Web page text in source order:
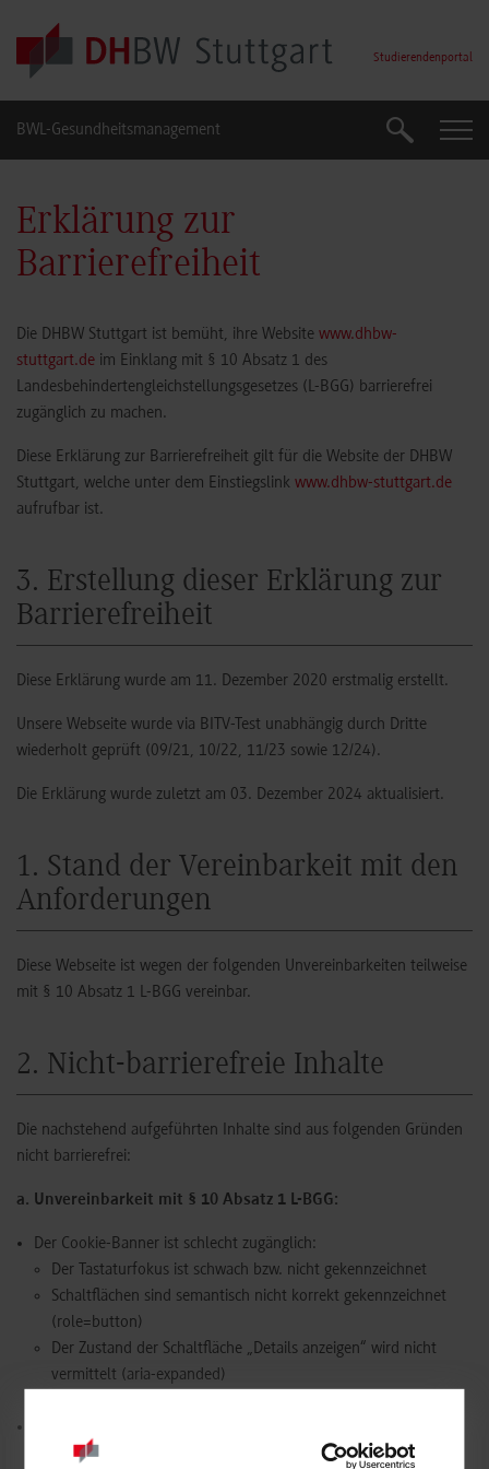
Skip to main content
Studierendenportal
BWL-Gesundheitsmanagement Suche
Erklärung zur
Barrierefreiheit
Die DHBW Stuttgart ist bemüht, ihre Website www.dhbw-
stuttgart.de im Einklang mit § 10 Absatz 1 des
Landesbehindertengleichstellungsgesetzes (L-BGG) barrierefrei
zugänglich zu machen.
Diese Erklärung zur Barrierefreiheit gilt für die Website der DHBW
Stuttgart, welche unter dem Einstiegslink www.dhbw-stuttgart.de
aufrufbar ist.
3. Erstellung dieser Erklärung zur
Barrierefreiheit
Diese Erklärung wurde am 11. Dezember 2020 erstmalig erstellt.
Unsere Webseite wurde via BITV-Test unabhängig durch Dritte
wiederholt geprüft (09/21, 10/22, 11/23 sowie 12/24).
Die Erklärung wurde zuletzt am 03. Dezember 2024 aktualisiert.
1. Stand der Vereinbarkeit mit den
Anforderungen
Diese Webseite ist wegen der folgenden Unvereinbarkeiten teilweise
mit § 10 Absatz 1 L-BGG vereinbar.
2. Nicht-barrierefreie Inhalte
Die nachstehend aufgeführten Inhalte sind aus folgenden Gründen
nicht barrierefrei:
a. Unvereinbarkeit mit § 10 Absatz 1 L-BGG:
Der Cookie-Banner ist schlecht zugänglich:
Der Tastaturfokus ist schwach bzw. nicht gekennzeichnet
Schaltflächen sind semantisch nicht korrekt gekennzeichnet
(role=button)
Der Zustand der Schaltfläche „Details anzeigen“ wird nicht
vermittelt (aria-expanded)
Informationen zur Navigation in Leichter Sprache müssen noch